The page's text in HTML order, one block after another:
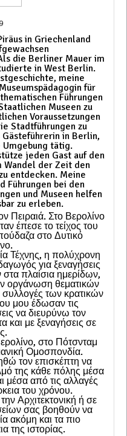
in Griechenland
die Berliner Mauer im
in West Berlin.
meine
für
Führungen
Museen zu
Voraussetzungen
Stadtführungen zu
in Berlin,
tätig.
jeden Gast auf den
Wandel der Zeit den
entdecken. Meine
Führungen bei den
und Museen helfen
zu erleben.
Πειραιά. Στο Βερολίνο
έπεσε το τείχος του
στο Δυτικό
Τέχνης, η πολύχρονη
για ξεναγήσεις
πλαίσια ημερίδων,
οργάνωση θεματικών
συλλογές των κρατικών
μου έδωσαν τις
να διευρύνω τον
και με ξεναγήσεις σε
στο Πότσνταμ
Ομοσπονδία.
τον επισκέπτη να
της κάθε πόλης μέσα
μέσα από τις αλλαγές
του χρόνου.
Αρχιτεκτονική ή σε
σας βοηθούν να
ακόμη και τα πιο
της ιστορίας.